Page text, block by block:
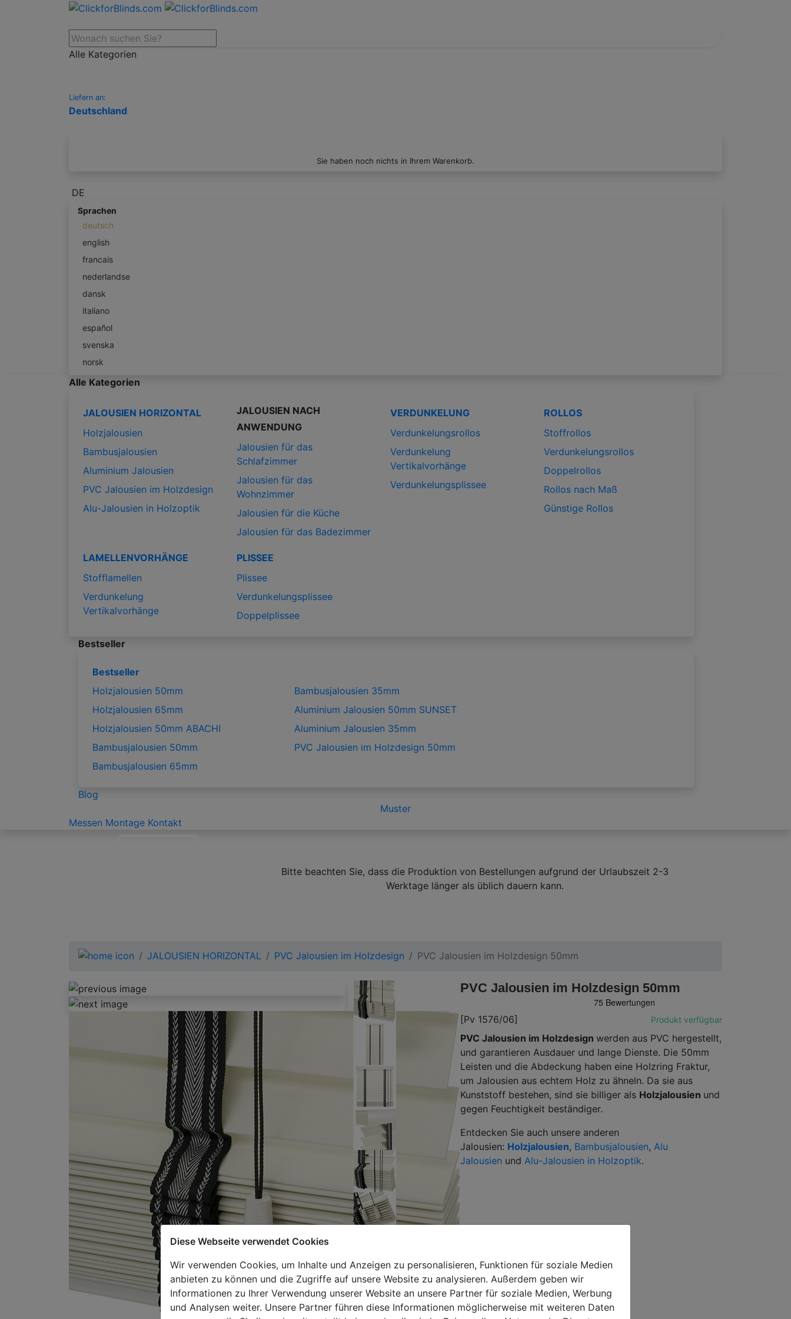
Diese Webseite verwendet Cookies
Wir verwenden Cookies, um Inhalte und Anzeigen zu personalisieren, Funktionen für soziale Medien
anbieten zu können und die Zugriffe auf unsere Website zu analysieren. Außerdem geben wir
Informationen zu Ihrer Verwendung unserer Website an unsere Partner für soziale Medien, Werbung
und Analysen weiter. Unsere Partner führen diese Informationen möglicherweise mit weiteren Daten
Alle Kategorien
Liefern an:
Deutschland
Sie haben noch nichts in Ihrem Warenkorb.
DE
Sprachen
deutsch
english
francais
nederlandse
dansk
italiano
español
svenska
norsk
Alle Kategorien
JALOUSIEN HORIZONTAL
Holzjalousien
Bambusjalousien
Aluminium Jalousien
PVC Jalousien im Holzdesign
Alu-Jalousien in Holzoptik
JALOUSIEN NACH
ANWENDUNG
Jalousien für das
Schlafzimmer
Jalousien für das
Wohnzimmer
Jalousien für die Küche
Jalousien für das Badezimmer
VERDUNKELUNG
Verdunkelungsrollos
Verdunkelung
Vertikalvorhänge
Verdunkelungsplissee
ROLLOS
Stoffrollos
Verdunkelungsrollos
Doppelrollos
Rollos nach Maß
Günstige Rollos
LAMELLENVORHÄNGE
Stofflamellen
Verdunkelung
Vertikalvorhänge
PLISSEE
Plissee
Verdunkelungsplissee
Doppelplissee
Bestseller
Bestseller
Holzjalousien 50mm
Holzjalousien 65mm
Holzjalousien 50mm ABACHI
Bambusjalousien 50mm
Bambusjalousien 65mm
Bambusjalousien 35mm
Aluminium Jalousien 50mm SUNSET
Aluminium Jalousien 35mm
PVC Jalousien im Holzdesign 50mm
Blog
Muster
Messen Montage Kontakt
Bitte beachten Sie, dass die Produktion von Bestellungen aufgrund der Urlaubszeit 2-3
Werktage länger als üblich dauern kann.
JALOUSIEN HORIZONTAL PVC Jalousien im Holzdesign PVC Jalousien im Holzdesign 50mm
PVC Jalousien im Holzdesign 50mm
[Pv 1576/06] Produkt verfügbar
PVC Jalousien im Holzdesign werden aus PVC hergestellt,
und garantieren Ausdauer und lange Dienste. Die 50mm
Leisten und die Abdeckung haben eine Holzring Fraktur,
um Jalousien aus echtem Holz zu ähneln. Da sie aus
Kunststoff bestehen, sind sie billiger als Holzjalousien und
gegen Feuchtigkeit beständiger.
Entdecken Sie auch unsere anderen
Jalousien: Holzjalousien, Bambusjalousien, Alu
Jalousien und Alu-Jalousien in Holzoptik.